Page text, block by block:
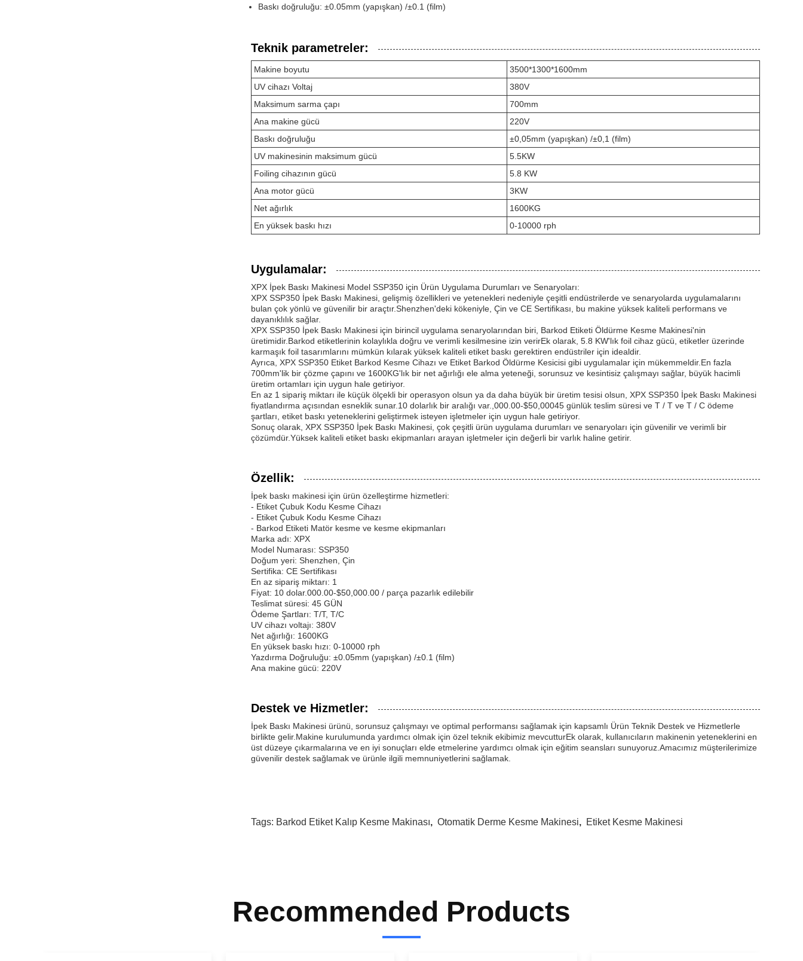
Baskı doğruluğu: ±0.05mm (yapışkan) /±0.1 (film)
Teknik parametreler:
Makine boyutu
3500*1300*1600mm
UV cihazı Voltaj
380V
Maksimum sarma çapı
700mm
Ana makine gücü
220V
Baskı doğruluğu
±0,05mm (yapışkan) /±0,1 (film)
UV makinesinin maksimum gücü
5.5KW
Foiling cihazının gücü
5.8 KW
Ana motor gücü
3KW
Net ağırlık
1600KG
En yüksek baskı hızı
0-10000 rph
Uygulamalar:
XPX İpek Baskı Makinesi Model SSP350 için Ürün Uygulama Durumları ve Senaryoları:
XPX SSP350 İpek Baskı Makinesi, gelişmiş özellikleri ve yetenekleri nedeniyle çeşitli endüstrilerde ve senaryolarda uygulamalarını
bulan çok yönlü ve güvenilir bir araçtır.Shenzhen'deki kökeniyle, Çin ve CE Sertifikası, bu makine yüksek kaliteli performans ve
dayanıklılık sağlar.
XPX SSP350 İpek Baskı Makinesi için birincil uygulama senaryolarından biri, Barkod Etiketi Öldürme Kesme Makinesi'nin
üretimidir.Barkod etiketlerinin kolaylıkla doğru ve verimli kesilmesine izin verirEk olarak, 5.8 KW'lık foil cihaz gücü, etiketler üzerinde
karmaşık foil tasarımlarını mümkün kılarak yüksek kaliteli etiket baskı gerektiren endüstriler için idealdir.
Ayrıca, XPX SSP350 Etiket Barkod Kesme Cihazı ve Etiket Barkod Öldürme Kesicisi gibi uygulamalar için mükemmeldir.En fazla
700mm'lik bir çözme çapını ve 1600KG'lık bir net ağırlığı ele alma yeteneği, sorunsuz ve kesintisiz çalışmayı sağlar, büyük hacimli
üretim ortamları için uygun hale getiriyor.
En az 1 sipariş miktarı ile küçük ölçekli bir operasyon olsun ya da daha büyük bir üretim tesisi olsun, XPX SSP350 İpek Baskı Makinesi
fiyatlandırma açısından esneklik sunar.10 dolarlık bir aralığı var.,000.00-$50,00045 günlük teslim süresi ve T / T ve T / C ödeme
şartları, etiket baskı yeteneklerini geliştirmek isteyen işletmeler için uygun hale getiriyor.
Sonuç olarak, XPX SSP350 İpek Baskı Makinesi, çok çeşitli ürün uygulama durumları ve senaryoları için güvenilir ve verimli bir
çözümdür.Yüksek kaliteli etiket baskı ekipmanları arayan işletmeler için değerli bir varlık haline getirir.
Özellik:
İpek baskı makinesi için ürün özelleştirme hizmetleri:
- Etiket Çubuk Kodu Kesme Cihazı
- Etiket Çubuk Kodu Kesme Cihazı
- Barkod Etiketi Matör kesme ve kesme ekipmanları
Marka adı: XPX
Model Numarası: SSP350
Doğum yeri: Shenzhen, Çin
Sertifika: CE Sertifikası
En az sipariş miktarı: 1
Fiyat: 10 dolar.000.00-$50,000.00 / parça pazarlık edilebilir
Teslimat süresi: 45 GÜN
Ödeme Şartları: T/T, T/C
UV cihazı voltajı: 380V
Net ağırlığı: 1600KG
En yüksek baskı hızı: 0-10000 rph
Yazdırma Doğruluğu: ±0.05mm (yapışkan) /±0.1 (film)
Ana makine gücü: 220V
Destek ve Hizmetler:
İpek Baskı Makinesi ürünü, sorunsuz çalışmayı ve optimal performansı sağlamak için kapsamlı Ürün Teknik Destek ve Hizmetlerle
birlikte gelir.Makine kurulumunda yardımcı olmak için özel teknik ekibimiz mevcutturEk olarak, kullanıcıların makinenin yeteneklerini en
üst düzeye çıkarmalarına ve en iyi sonuçları elde etmelerine yardımcı olmak için eğitim seansları sunuyoruz.Amacımız müşterilerimize
güvenilir destek sağlamak ve ürünle ilgili memnuniyetlerini sağlamak.
Tags: Barkod Etiket Kalıp Kesme Makinası, Otomatik Derme Kesme Makinesi, Etiket Kesme Makinesi
Recommended Products